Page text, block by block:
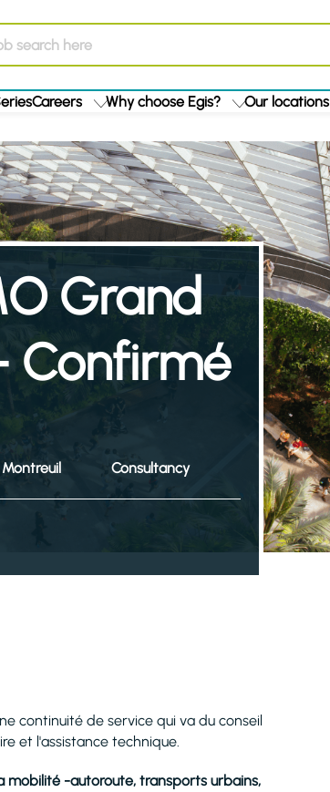
Careers Why choose Egis? Our locations
Grand
Confirmé
Montreuil Consultancy
continuité de service qui va du conseil
et l'assistance technique.
mobilité -autoroute, transports urbains,